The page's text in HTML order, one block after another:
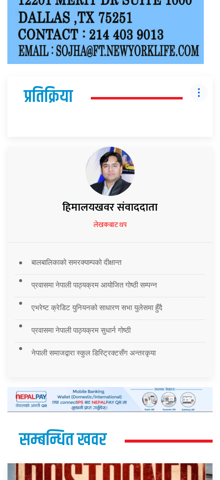
प्रतिक्रिया
हिमालयखवर संवाददाता
लेखकबाट थप
बालबालिकाको समरक्याम्पको दीक्षान्त
प्रवासमा नेपाली पाठ्यक्रम आयोजित गोष्ठी सम्पन्न
एभरेष्ट क्रेडिट युनियनको साधारण सभा युलेसमा हुँदै
प्रवासमा नेपाली पाठ्यक्रम सुधार्न गोष्ठी
नेपाली समाजद्वारा स्कुल डिस्ट्रिक्टसँग अन्तरकृया
सम्बन्धित खवर